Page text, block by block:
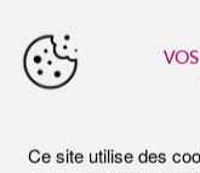
La chirurgie peut
visage et du